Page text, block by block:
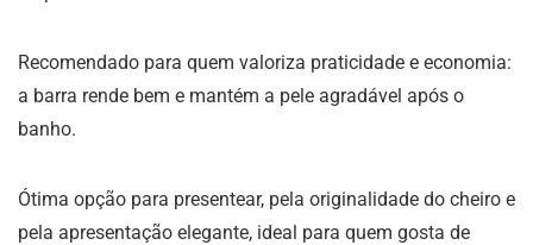
Recomendado para quem valoriza praticidade e economia:
a barra rende bem e mantém a pele agradável após o
banho.
Ótima opção para presentear, pela originalidade do cheiro e
pela apresentação elegante, ideal para quem gosta de